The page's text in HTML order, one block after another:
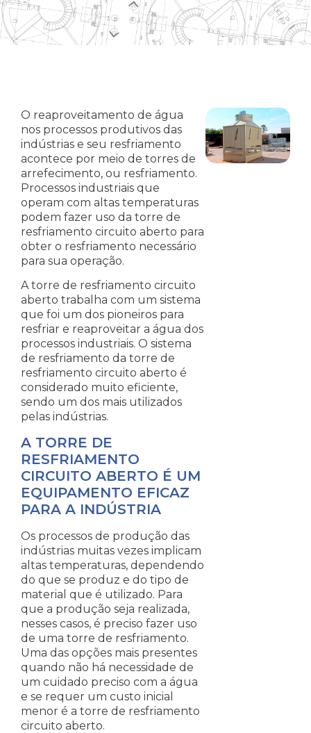
O reaproveitamento de água
nos processos produtivos das
indústrias e seu resfriamento
acontece por meio de torres de
arrefecimento, ou resfriamento.
Processos industriais que
operam com altas temperaturas
podem fazer uso da torre de
resfriamento circuito aberto para
obter o resfriamento necessário
para sua operação.
A torre de resfriamento circuito
aberto trabalha com um sistema
que foi um dos pioneiros para
resfriar e reaproveitar a água dos
processos industriais. O sistema
de resfriamento da torre de
resfriamento circuito aberto é
considerado muito eficiente,
sendo um dos mais utilizados
pelas indústrias.
A TORRE DE
RESFRIAMENTO
CIRCUITO ABERTO É UM
EQUIPAMENTO EFICAZ
PARA A INDÚSTRIA
Os processos de produção das
indústrias muitas vezes implicam
altas temperaturas, dependendo
do que se produz e do tipo de
material que é utilizado. Para
que a produção seja realizada,
nesses casos, é preciso fazer uso
de uma torre de resfriamento.
Uma das opções mais presentes
quando não há necessidade de
um cuidado preciso com a água
e se requer um custo inicial
menor é a torre de resfriamento
circuito aberto.